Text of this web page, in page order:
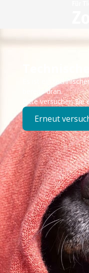
Es ist ein
bereits dran.
Bitte versuchen
Erneut